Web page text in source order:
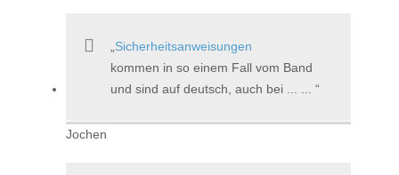
Sicherheitsanweisungen
kommen in so einem Fall vom Band
und sind auf deutsch, auch bei ... ...
Jochen